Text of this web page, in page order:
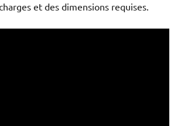
et des dimensions requises.